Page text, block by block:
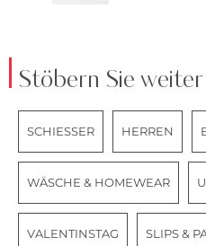
Stöbern Sie weiter
SCHIESSER HERREN
WÄSCHE & HOMEWEAR
VALENTINSTAG SLIPS &